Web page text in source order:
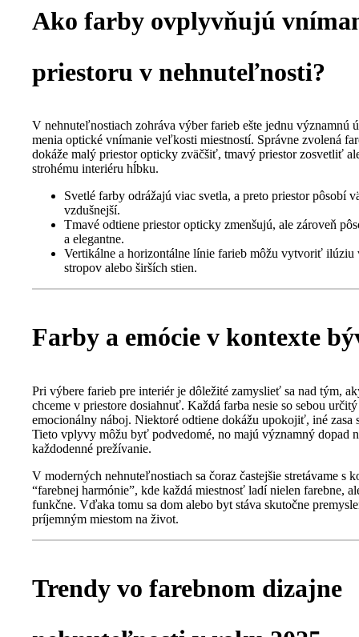
Ako farby ovplyvňujú
priestoru v nehnuteľnosti?
V nehnuteľnostiach zohráva výber farieb ešte jednu významnú
menia optické vnímanie veľkosti miestností. Správne zvolená
dokáže malý priestor opticky zväčšiť, tmavý priestor zosvetliť
strohému interiéru hĺbku.
Svetlé farby odrážajú viac svetla, a preto priestor pôsobí
vzdušnejší.
Tmavé odtiene priestor opticky zmenšujú, ale zároveň
a elegantne.
Vertikálne a horizontálne línie farieb môžu vytvoriť ilúziu
stropov alebo širších stien.
Farby a emócie v kontexte
Pri výbere farieb pre interiér je dôležité zamyslieť sa nad tým,
chceme v priestore dosiahnuť. Každá farba nesie so sebou určitý
emocionálny náboj. Niektoré odtiene dokážu upokojiť, iné zasa
Tieto vplyvy môžu byť podvedomé, no majú významný dopad
každodenné prežívanie.
V moderných nehnuteľnostiach sa čoraz častejšie stretávame s
“farebnej harmónie”, kde každá miestnosť ladí nielen farebne,
funkčne. Vďaka tomu sa dom alebo byt stáva skutočne
príjemným miestom na život.
Trendy vo farebnom dizajne